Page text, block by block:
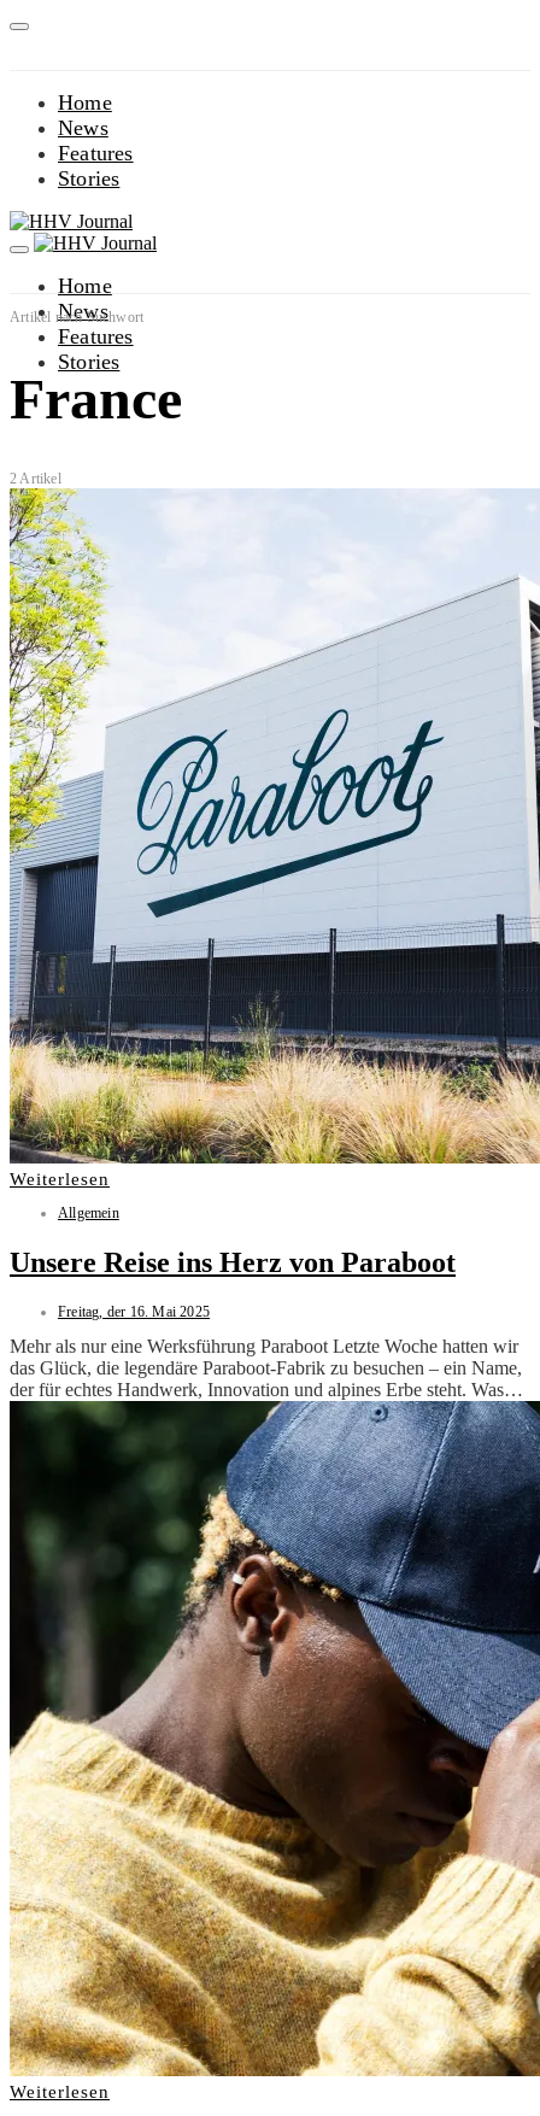
Home
News
Features
Stories
Home
News
Features
Stories
Artikel nach Suchwort
France
2 Artikel
Weiterlesen
Allgemein
Unsere Reise ins Herz von Paraboot
Freitag, der 16. Mai 2025
Mehr als nur eine Werksführung Paraboot Letzte Woche hatten wir
das Glück, die legendäre Paraboot-Fabrik zu besuchen – ein Name,
der für echtes Handwerk, Innovation und alpines Erbe steht. Was…
Weiterlesen